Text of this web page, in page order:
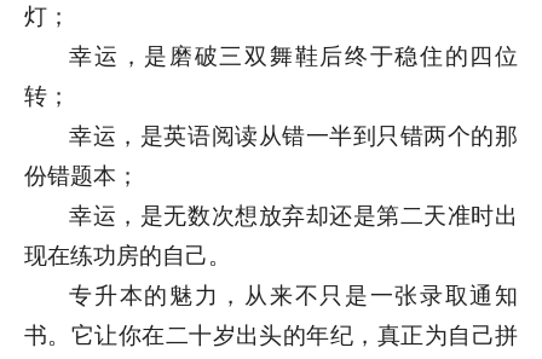
灯；
幸运，是磨破三双舞鞋后终于稳住的四位
转；
幸运，是英语阅读从错一半到只错两个的那
份错题本；
幸运，是无数次想放弃却还是第二天准时出
现在练功房的自己。
专升本的魅力，从来不只是一张录取通知
书。它让你在二十岁出头的年纪，真正为自己拼